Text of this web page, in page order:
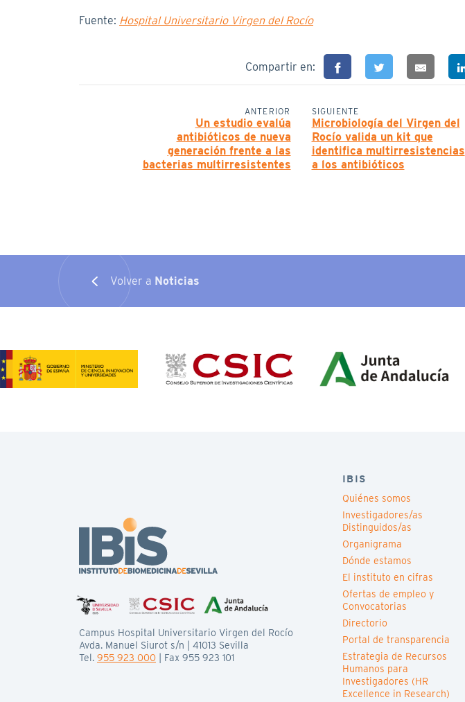
Fuente: Hospital Universitario Virgen del Rocío
Compartir en:
ANTERIOR
Un estudio evalúa
antibióticos de nueva
generación frente a las
bacterias multirresistentes
SIGUIENTE
Microbiología del Virgen del
Rocío valida un kit que
identifica multirresistencias
a los antibióticos
Volver a Noticias
Campus Hospital Universitario Virgen del Rocío
Avda. Manuel Siurot s/n | 41013 Sevilla
Tel. 955 923 000 | Fax 955 923 101
IBIS
Quiénes somos
Investigadores/as
Distinguidos/as
Organigrama
Dónde estamos
El instituto en cifras
Ofertas de empleo y
Convocatorias
Directorio
Portal de transparencia
Estrategia de Recursos
Humanos para
Investigadores (HR
Excellence in Research)